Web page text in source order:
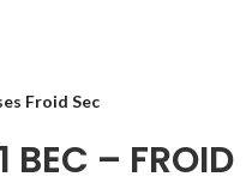
Froid Sec
BEC – FROID